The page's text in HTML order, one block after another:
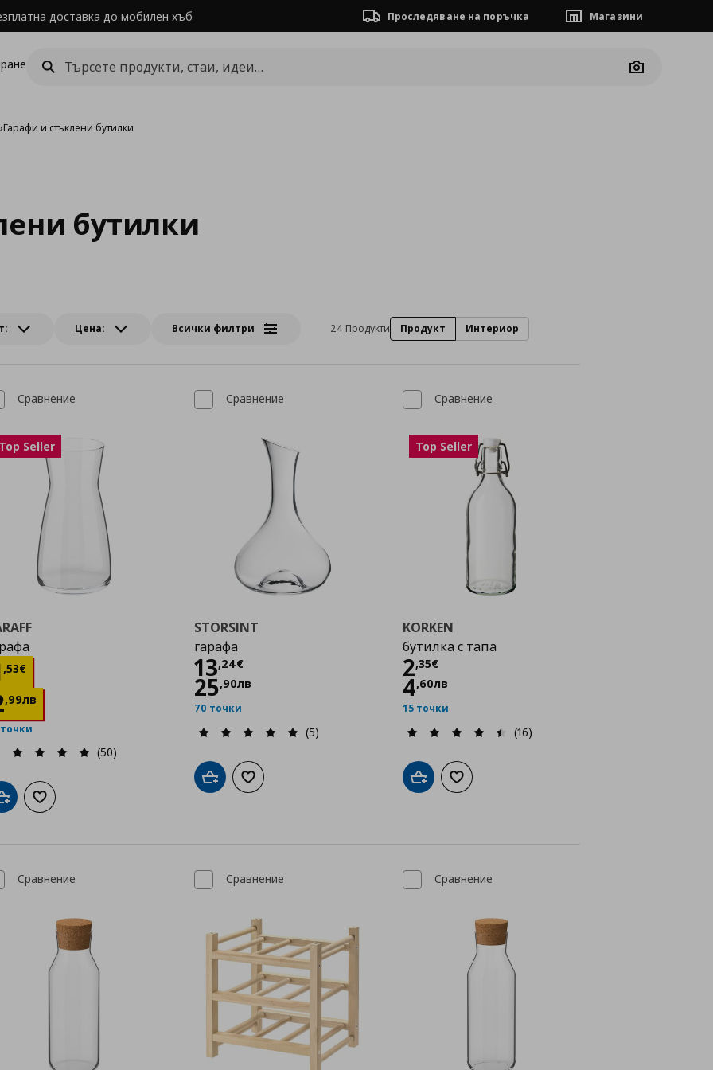
доставка до мобилен хъб Проследяване на поръчка Магазини
Camera
›Гарафи и стъклени бутилки
бутилки
Цена: Всички филтри 24 Продукти Продукт Интериор
Сравнение
Top Seller
,53€
,99лв
(50)
Добави в кошницата
Добави към списъка с любими
Сравнение
STORSINT
гарафа
13,24€
Цена
25,90лв
70 точки
(5)
Добави в кошницата
Добави към списъка с любими
Сравнение
Top Seller
KORKEN
бутилка с тапа
2,35€
Цена
4,60лв
15 точки
(16)
Добави в кошницата
Добави към списъка с любими
Сравнение Сравнение Сравнение